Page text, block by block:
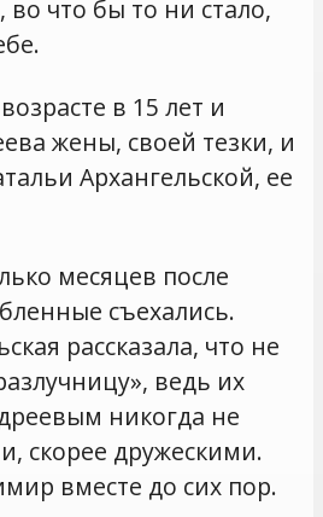
что бы то ни стало,
в 15 лет и
жены, своей тезки, и
Архангельской, ее
месяцев после
съехались.
рассказала, что не
ведь их
никогда не
скорее дружескими.
вместе до сих пор.